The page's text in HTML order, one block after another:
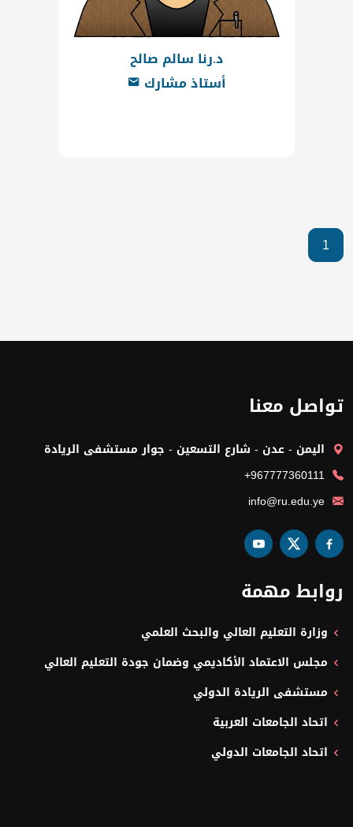
د.رنا سالم صالح
أستاذ مشارك
1
تواصل معنا
اليمن - عدن - شارع التسعين - جوار مستشفى الريادة
+967777360111
info@ru.edu.ye
روابط مهمة
وزارة التعليم العالي والبحث العلمي
مجلس الاعتماد الأكاديمي وضمان جودة التعليم العالي
مستشفى الريادة الدولي
اتحاد الجامعات العربية
اتحاد الجامعات الدولي